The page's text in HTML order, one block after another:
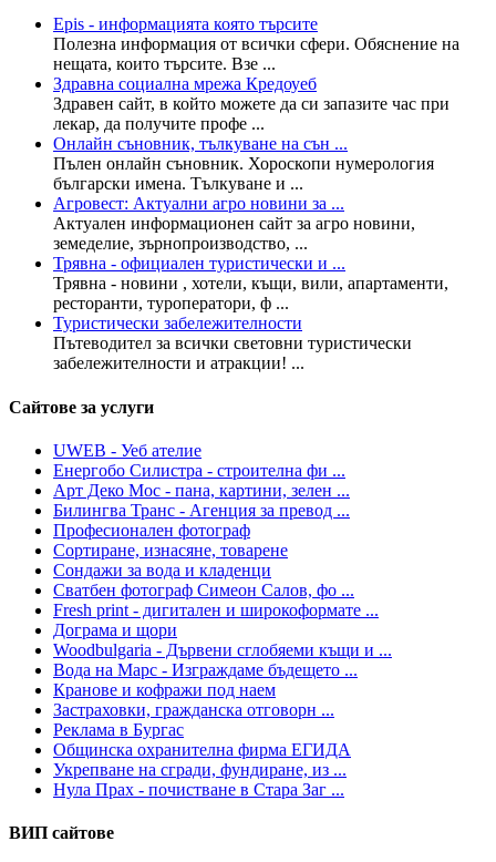
Epis - информацията която търсите
Полезна информация от всички сфери. Обяснение на
нещата, които търсите. Взе ...
Здравна социална мрежа Кредоуеб
Здравен сайт, в който можете да си запазите час при
лекар, да получите профе ...
Онлайн съновник, тълкуване на сън ...
Пълен онлайн съновник. Хороскопи нумерология
български имена. Тълкуване и ...
Агровест: Актуални агро новини за ...
Актуален информационен сайт за агро новини,
земеделие, зърнопроизводство, ...
Трявна - официален туристически и ...
Трявна - новини , хотели, къщи, вили, апартаменти,
ресторанти, туроператори, ф ...
Туристически забележителности
Пътеводител за всички световни туристически
забележителности и атракции! ...
Сайтове за услуги
UWEB - Уеб ателие
Енергобо Силистра - строителна фи ...
Арт Деко Мос - пана, картини, зелен ...
Билингва Транс - Агенция за превод ...
Професионален фотограф
Сортиране, изнасяне, товарене
Сондажи за вода и кладенци
Сватбен фотограф Симеон Салов, фо ...
Fresh print - дигитален и широкоформате ...
Дограма и щори
Woodbulgaria - Дървени сглобяеми къщи и ...
Вода на Марс - Изграждаме бъдещето ...
Кранове и кофражи под наем
Застраховки, гражданска отговорн ...
Реклама в Бургас
Общинска охранителна фирма ЕГИДА
Укрепване на сгради, фундиране, из ...
Нула Прах - почистване в Стара Заг ...
ВИП сайтове